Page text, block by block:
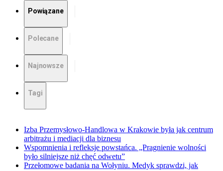
Powiązane
Polecane
Najnowsze
Tagi
Izba Przemysłowo-Handlowa w Krakowie była jak centrum
arbitrażu i mediacji dla biznesu
Wspomnienia i refleksje powstańca. „Pragnienie wolności
było silniejsze niż chęć odwetu”
Przełomowe badania na Wołyniu. Medyk sprawdzi, jak